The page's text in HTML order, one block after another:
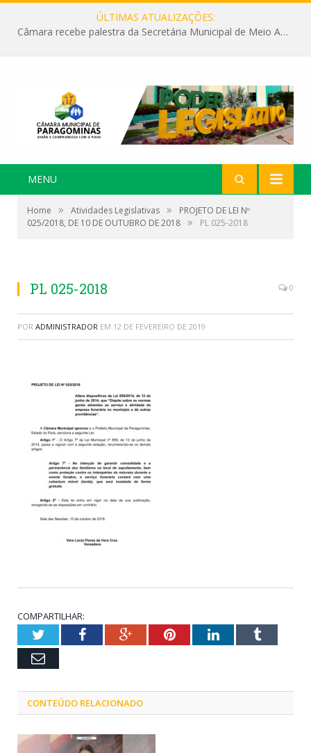
ÚLTIMAS ATUALIZAÇÕES:
Câmara recebe palestra da Secretária Municipal de Meio Ambiente sobre as ações da “SEMANA DO MEIO AMBIENTE”
MENU
Home » Atividades Legislativas »
PROJETO DE LEI Nº
025/2018, DE 10 DE OUTUBRO DE 2018 » PL 025-2018
PL 025-2018 0
POR ADMINISTRADOR EM 12 DE FEVEREIRO DE 2019
COMPARTILHAR:
TwitterFacebookGoogle+PinterestLinkedInTumblr
Email
CONTEÚDO RELACIONADO